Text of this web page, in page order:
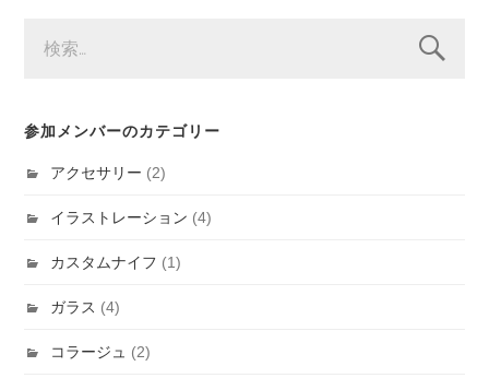
索:
参加メンバーのカテゴリー
アクセサリー (2)
イラストレーション (4)
カスタムナイフ (1)
ガラス (4)
コラージュ (2)